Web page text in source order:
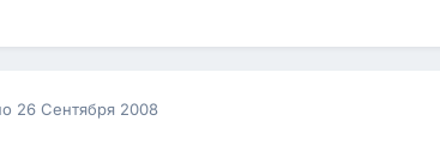
26 Сентября 2008